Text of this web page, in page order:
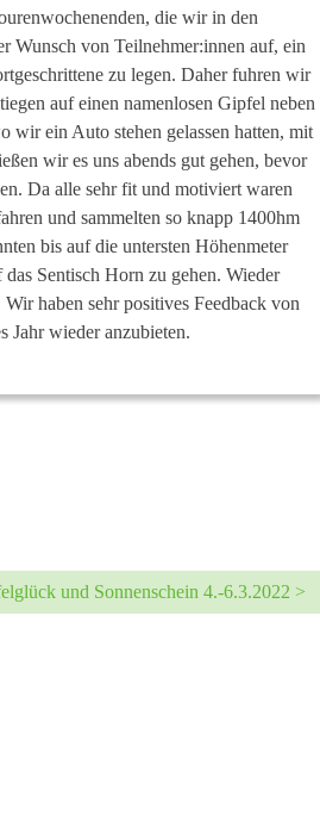
die wir in den
Wunsch von Teilnehmer:innen auf, ein
zu legen. Daher fuhren wir
auf einen namenlosen Gipfel neben
wir ein Auto stehen gelassen hatten, mit
wir es uns abends gut gehen, bevor
Da alle sehr fit und motiviert waren
und sammelten so knapp 1400hm
bis auf die untersten Höhenmeter
Sentisch Horn zu gehen. Wieder
haben sehr positives Feedback von
Jahr wieder anzubieten.
und Sonnenschein 4.-6.3.2022 >